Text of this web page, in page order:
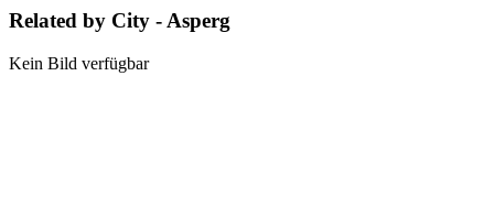
Related by City - Asperg
Kein Bild verfügbar